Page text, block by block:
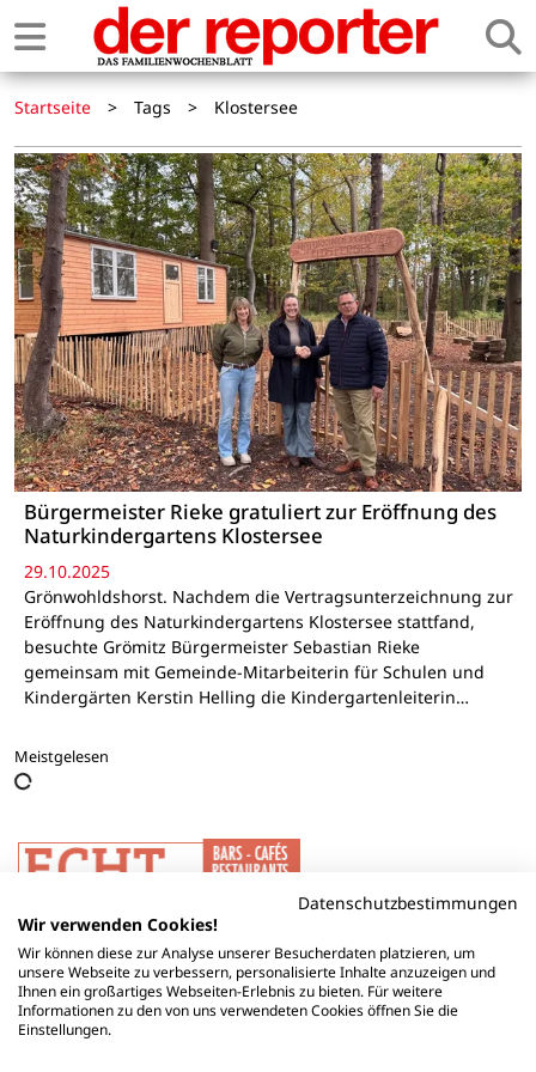
Startseite > Tags > Klostersee
Bürgermeister Rieke gratuliert zur Eröffnung des
Naturkindergartens Klostersee
29.10.2025
Grönwohldshorst. Nachdem die Vertragsunterzeichnung zur
Eröffnung des Naturkindergartens Klostersee stattfand,
besuchte Grömitz Bürgermeister Sebastian Rieke
gemeinsam mit Gemeinde-Mitarbeiterin für Schulen und
Kindergärten Kerstin Helling die Kindergartenleiterin…
Meistgelesen
Datenschutzbestimmungen
Wir verwenden Cookies!
Wir können diese zur Analyse unserer Besucherdaten platzieren, um
unsere Webseite zu verbessern, personalisierte Inhalte anzuzeigen und
Ihnen ein großartiges Webseiten-Erlebnis zu bieten. Für weitere
Informationen zu den von uns verwendeten Cookies öffnen Sie die
Einstellungen.